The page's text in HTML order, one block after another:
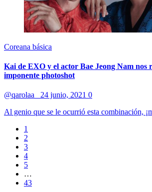
Coreana básica
Kai de EXO y el actor Bae Jeong Nam nos
imponente photoshot
@qarolaa_ 24 junio, 2021 0
Al genio que se le ocurrió esta combinación,
1
2
3
4
5
…
43